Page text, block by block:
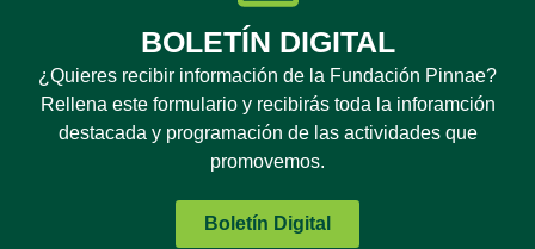
BOLETÍN DIGITAL
¿Quieres recibir información de la Fundación Pinnae?
Rellena este formulario y recibirás toda la inforamción
destacada y programación de las actividades que
promovemos.
Boletín Digital